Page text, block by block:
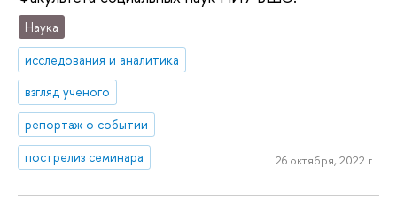
Наука
исследования и аналитика
взгляд ученого
репортаж о событии
пострелиз семинара
26 октября, 2022 г.